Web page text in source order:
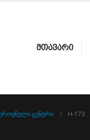
ᲛᲗᲐᲕᲐᲠᲘ
ᲪᲔᲜᲢᲠᲘ H-173